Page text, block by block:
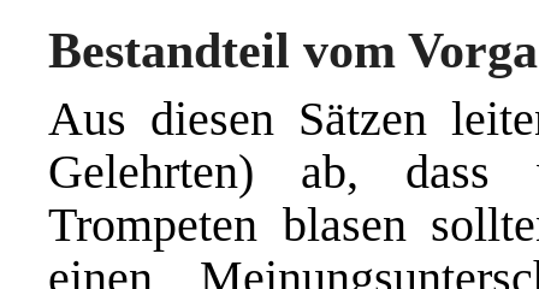
Bestandteil vom
Aus diesen Sätzen
Gelehrten) ab,
Trompeten blasen
einen